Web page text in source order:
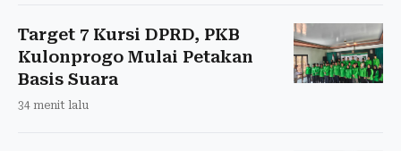
Target 7 Kursi DPRD, PKB
Kulonprogo Mulai Petakan
Basis Suara
34 menit lalu